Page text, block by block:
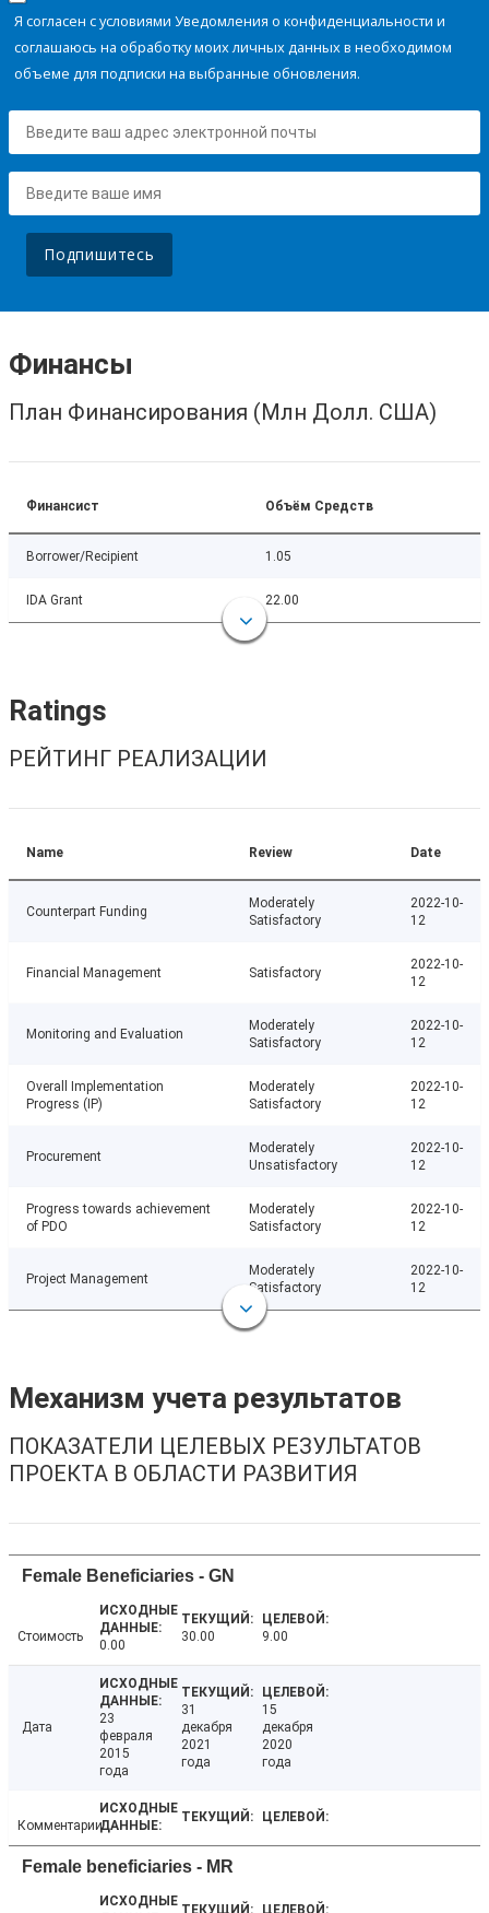
Я согласен с условиями Уведомления о конфиденциальности и
соглашаюсь на обработку моих личных данных в необходимом
объеме для подписки на выбранные обновления.
Подпишитесь
Финансы
План Финансирования (Млн Долл. США)
Финансист Объём Средств
Borrower/Recipient 1.05
IDA Grant 22.00
Ratings
РЕЙТИНГ РЕАЛИЗАЦИИ
Name Review Date
Counterpart Funding
Moderately
Satisfactory
2022-10-
12
Financial Management Satisfactory
2022-10-
12
Monitoring and Evaluation
Moderately
Satisfactory
2022-10-
12
Overall Implementation
Progress (IP)
Moderately
Satisfactory
2022-10-
12
Procurement
Moderately
Unsatisfactory
2022-10-
12
Progress towards achievement
of PDO
Moderately
Satisfactory
2022-10-
12
Project Management
Moderately
Satisfactory
2022-10-
12
Механизм учета результатов
ПОКАЗАТЕЛИ ЦЕЛЕВЫХ РЕЗУЛЬТАТОВ
ПРОЕКТА В ОБЛАСТИ РАЗВИТИЯ
Female Beneficiaries - GN
Стоимость
0.00
30.00 9.00
Дата
23
февраля
2015
года
31
декабря
2021
года
15
декабря
2020
года
Комментарии
Female beneficiaries - MR